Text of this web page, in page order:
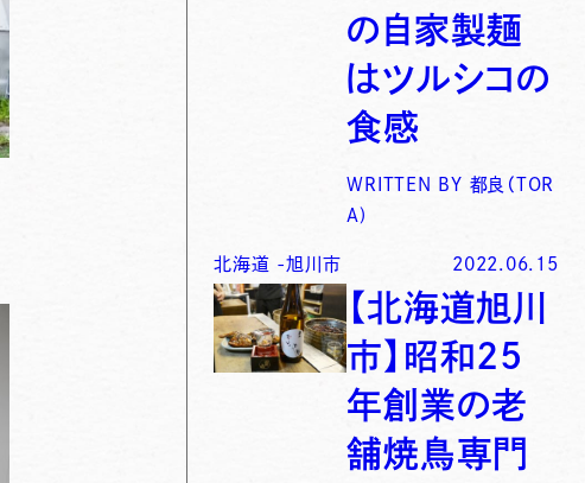
の自家製麺
はツルシコの
食感
WRITTEN BY 都良（TOR
A)
北海道 -旭川市 2022.06.15
【北海道旭川
市】昭和25
年創業の老
舗焼鳥専門